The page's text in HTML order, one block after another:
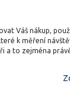
Váš nákup,
k měření
a to zejména